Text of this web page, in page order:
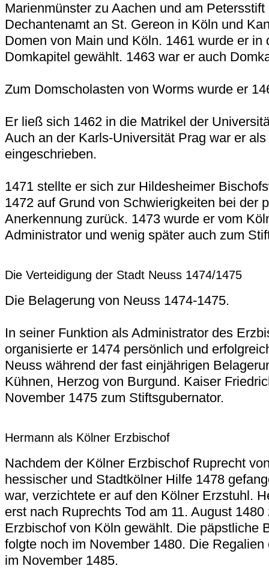
Marienmünster zu Aachen und am
Dechantenamt an St. Gereon in Köln und
Domen von Main und Köln. 1461 wurde er in
Domkapitel gewählt. 1463 war er auch
Zum Domscholasten von Worms wurde er
Er ließ sich 1462 in die Matrikel der
Auch an der Karls-Universität Prag war er
eingeschrieben.
1471 stellte er sich zur Hildesheimer
1472 auf Grund von Schwierigkeiten bei der
Anerkennung zurück. 1473 wurde er vom
Administrator und wenig später auch zum
Die Verteidigung der Stadt Neuss 1474/1475
Die Belagerung von Neuss 1474-1475.
In seiner Funktion als Administrator des
organisierte er 1474 persönlich und
Neuss während der fast einjährigen
Kühnen, Herzog von Burgund. Kaiser
November 1475 zum Stiftsgubernator.
Hermann als Kölner Erzbischof
Nachdem der Kölner Erzbischof Ruprecht
hessischer und Stadtkölner Hilfe 1478
war, verzichtete er auf den Kölner Erzstuhl.
erst nach Ruprechts Tod am 11. August 1480
Erzbischof von Köln gewählt. Die päpstliche
folgte noch im November 1480. Die
im November 1485.